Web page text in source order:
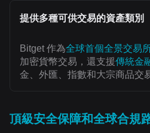
提供多種可供交易的資產類別
Bitget 作為全球首個全景交易
加密貨幣交易，還支援傳統金
金、外匯、指數和大宗商品交
頂級安全保障和全球合規